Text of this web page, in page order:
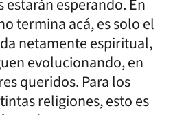
esperando. En
termina acá, es solo el
netamente espiritual,
evolucionando, en
queridos. Para los
religiones, esto es